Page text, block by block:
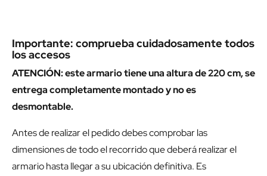
Importante: comprueba cuidadosamente todos
los accesos
ATENCIÓN: este armario tiene una altura de 220 cm, se
entrega completamente montado y no es
desmontable.
Antes de realizar el pedido debes comprobar las
dimensiones de todo el recorrido que deberá realizar el
armario hasta llegar a su ubicación definitiva. Es